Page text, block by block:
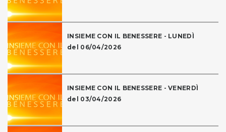
INSIEME CON IL BENESSERE - LUNEDÌ
del 06/04/2026
INSIEME CON IL BENESSERE - VENERDÌ
del 03/04/2026